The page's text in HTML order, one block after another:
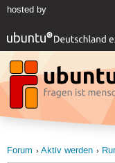
hosted by
Forum
Aktiv werden